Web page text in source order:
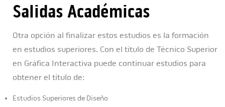
Salidas Académicas
Otra opción al finalizar estos estudios es la formación
en estudios superiores. Con el título de Técnico Superior
en Gráfica Interactiva puede continuar estudios para
obtener el título de:
Estudios Superiores de Diseño